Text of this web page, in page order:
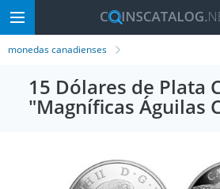
monedas canadienses
15 Dólares de Plata
"Magníficas Águilas